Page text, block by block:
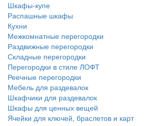
Шкафы-купе
Распашные шкафы
Кухни
Межкомнатные перегородки
Раздвижные перегородки
Складные перегородки
Перегородки в стиле ЛОФТ
Реечные перегородки
Мебель для раздевалок
Шкафчики для раздевалок
Шкафы для ценных вещей
Ячейки для ключей, браслетов и карт